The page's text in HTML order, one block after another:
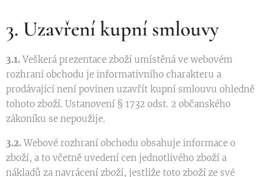
3. Uzavření kupní smlouvy
3.1.Veškerá prezentace zboží umístěná ve webovém
rozhraní obchodu je informativního charakteru a
prodávající není povinen uzavřít kupní smlouvu ohledně
tohoto zboží. Ustanovení § 1732 odst. 2 občanského
zákoníku se nepoužije.
3.2.Webové rozhraní obchodu obsahuje informace o
zboží, a to včetně uvedení cen jednotlivého zboží a
nákladů za navrácení zboží, jestliže toto zboží ze své